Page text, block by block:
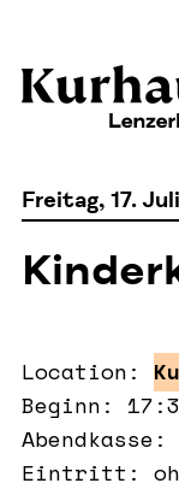
Freitag, 17.
Location:
Beginn:
Eintritt: